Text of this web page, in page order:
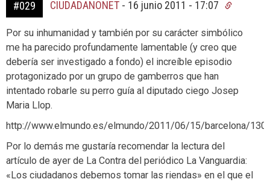
#029 CIUDADANONET - 16 junio 2011 - 17:07
Por su inhumanidad y también por su carácter simbólico
me ha parecido profundamente lamentable (y creo que
debería ser investigado a fondo) el increíble episodio
protagonizado por un grupo de gamberros que han
intentado robarle su perro guía al diputado ciego Josep
Maria Llop.
http://www.elmundo.es/elmundo/2011/06/15/barcelona/
Por lo demás me gustaría recomendar la lectura del
artículo de ayer de La Contra del periódico La Vanguardia:
«Los ciudadanos debemos tomar las riendas» en el que el